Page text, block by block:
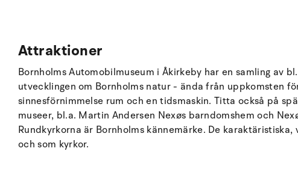
Attraktioner
Bornholms Automobilmuseum i Åkirkeby har en samling av
utvecklingen om Bornholms natur - ända från uppkomsten
sinnesförnimmelse rum och en tidsmaskin. Titta också på
museer, bl.a. Martin Andersen Nexøs barndomshem och
Rundkyrkorna är Bornholms kännemärke. De
och som kyrkor.